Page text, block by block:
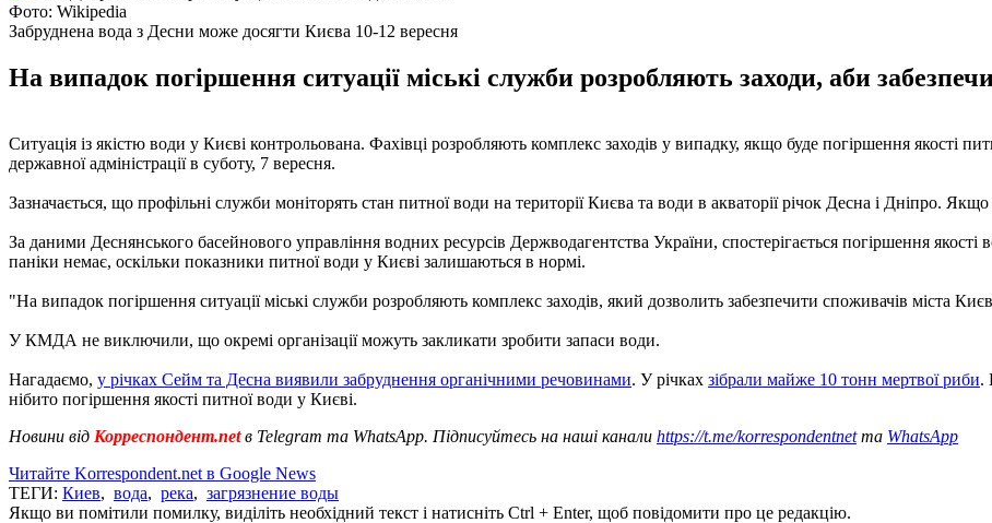
Фото: Wikipedia
Забруднена вода з Десни може досягти Києва 10-12 вересня
На випадок погіршення ситуації міські служби розробляють заходи, аби
Ситуація із якістю води у Києві контрольована. Фахівці розробляють комплекс заходів у випадку, якщо буде погіршення якості
державної адміністрації в суботу, 7 вересня.
Зазначається, що профільні служби моніторять стан питної води на території Києва та води в акваторії річок Десна і Дніпро.
За даними Деснянського басейнового управління водних ресурсів Держводагентства України, спостерігається погіршення
паніки немає, оскільки показники питної води у Києві залишаються в нормі.
"На випадок погіршення ситуації міські служби розробляють комплекс заходів, який дозволить забезпечити споживачів міста
У КМДА не виключили, що окремі організації можуть закликати зробити запаси води.
Нагадаємо, у річках Сейм та Десна виявили забруднення органічними речовинами. У річках зібрали майже 10 тонн мертвої риби.
нібито погіршення якості питної води у Києві.
Новини від Корреспондент.netв Telegram та WhatsApp. Підписуйтесь на наші канали https://t.me/korrespondentnetта WhatsApp
Читайте Korrespondent.net в Google News
ТЕГИ: Киев, вода, река, загрязнение воды
Якщо ви помітили помилку, виділіть необхідний текст і натисніть Ctrl + Enter, щоб повідомити про це редакцію.